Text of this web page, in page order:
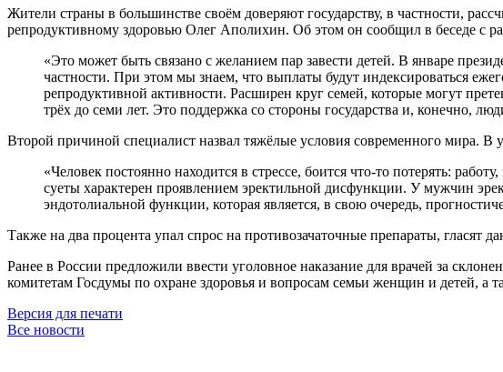
Жители страны в большинстве своём доверяют государству, в частности,
репродуктивному здоровью Олег Аполихин. Об этом он сообщил в беседе с
«Это может быть связано с желанием пар завести детей. В январе
частности. При этом мы знаем, что выплаты будут индексироваться
репродуктивной активности. Расширен круг семей, которые могут
трёх до семи лет. Это поддержка со стороны государства и, конечно,
Второй причиной специалист назвал тяжёлые условия современного мира.
«Человек постоянно находится в стрессе, боится что-то потерять:
суеты характерен проявлением эректильной дисфункции. У мужчин
эндотолиальной функции, которая является, в свою очередь,
Также на два процента упал спрос на противозачаточные препараты,
Ранее в России предложили ввести уголовное наказание для врачей за
комитетам Госдумы по охране здоровья и вопросам семьи женщин и детей,
Версия для печати
Все новости